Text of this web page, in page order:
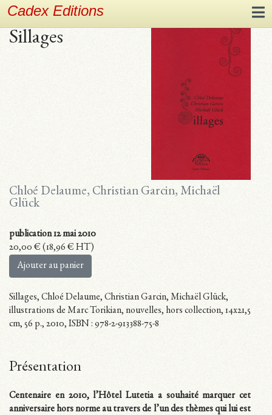
Cadex Editions
Sillages
Chloé Delaume, Christian Garcin, Michaël
Glück
publication 12 mai 2010
20,00€ (18,96 € HT)
Ajouter au panier
Sillages, Chloé Delaume, Christian Garcin, Michaël Glück,
illustrations de Marc Torikian, nouvelles, hors collection, 14x21,5
cm, 56 p., 2010, ISBN : 978-2-913388-75-8
Présentation
Centenaire en 2010, l’Hôtel Lutetia a souhaité marquer cet
anniversaire hors norme au travers de l’un des thèmes qui lui est